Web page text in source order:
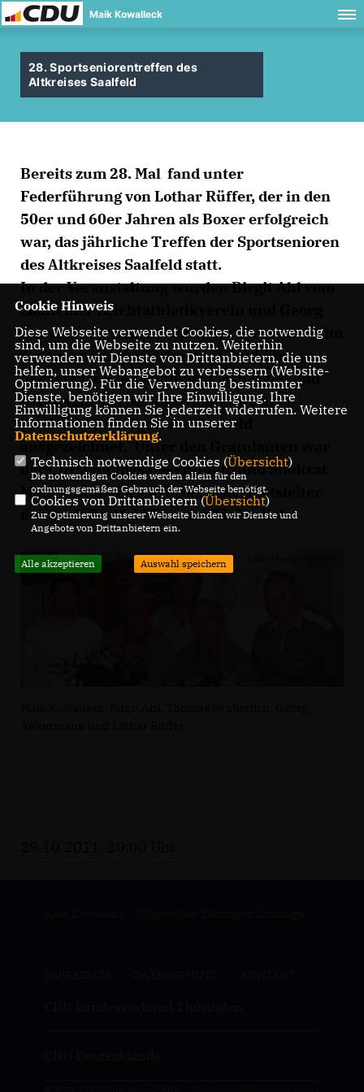
Maik Kowalleck
28. Sportseniorentreffen des
Altkreises Saalfeld
Bereits zum 28. Mal fand unter
Federführung von Lothar Rüffer, der in den
50er und 60er Jahren als Boxer erfolgreich
war, das jährliche Treffen der Sportsenioren
des Altkreises Saalfeld statt.
In der Veranstaltung wurden Birgit Ahl vom
Saalfelder Leichtathletikverein und Georg
Aeltermann vom 1. Saalfelder Sportverein im
Auftrag von Bürgermeister Graul für
hervorragende sportliche Leistungen und
Verdienste bei der Entwicklung und
Förderung des Sports in Saalfeld
ausgezeichnet. Unter den Gratulanten war
der CDU landtagsabgeordnete und Stadtrat
Maik Kowalleck sowie der Sportamtsleiter
der Stadt Saalfeld Thomas Säuberlich.
Cookie Hinweis
Diese Webseite verwendet Cookies, die notwendig
sind, um die Webseite zu nutzen. Weiterhin
verwenden wir Dienste von Drittanbietern, die uns
helfen, unser Webangebot zu verbessern (Website-
Optmierung). Für die Verwendung bestimmter
Dienste, benötigen wir Ihre Einwilligung. Ihre
Einwilligung können Sie jederzeit widerrufen. Weitere
Informationen finden Sie in unserer
Datenschutzerklärung.
Technisch notwendige Cookies (Übersicht)
Die notwendigen Cookies werden allein für den
ordnungsgemäßen Gebrauch der Webseite benötigt.
Cookies von Drittanbietern (Übersicht)
Zur Optimierung unserer Webseite binden wir Dienste und
Angebote von Drittanbietern ein.
Alle akzeptieren Auswahl speichern